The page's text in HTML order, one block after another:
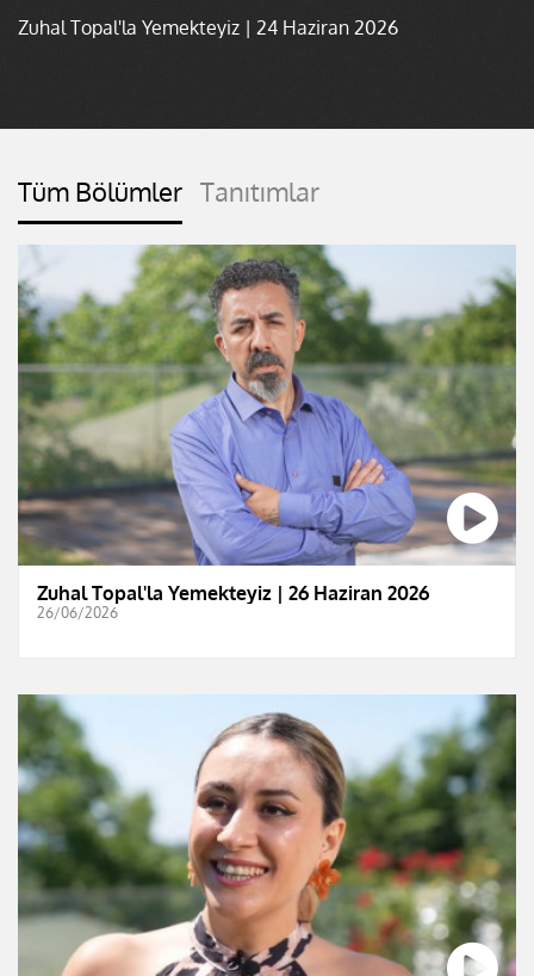
Zuhal Topal'la Yemekteyiz | 24 Haziran 2026
Tüm Bölümler Tanıtımlar
Zuhal Topal'la Yemekteyiz | 26 Haziran 2026
26/06/2026